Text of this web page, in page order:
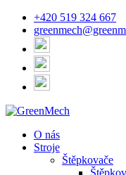
+420 519 324 667
O nás
Stroje
Štěpkovače